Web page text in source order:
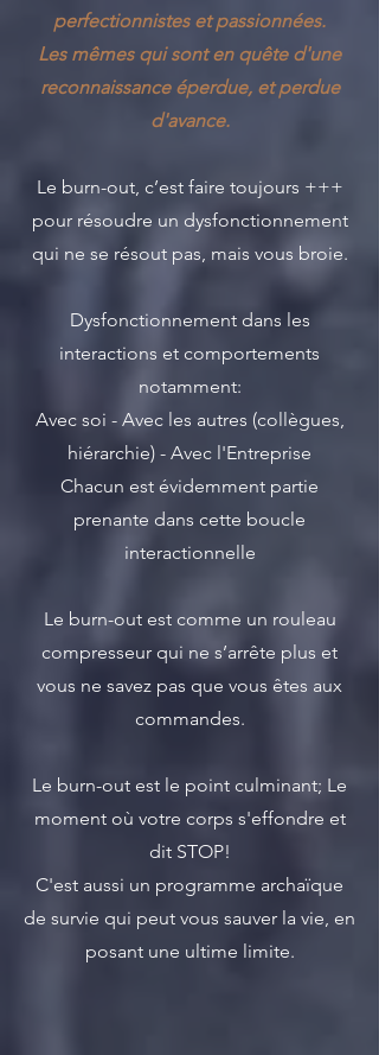
perfectionnistes et passionnées.
Les mêmes qui sont en quête d'une
reconnaissance éperdue, et perdue
d'avance.
Le burn-out, c’est faire toujours +++
pour résoudre un dysfonctionnement
qui ne se résout pas, mais vous broie.
Dysfonctionnement dans les
interactions et comportements
notamment:
Avec soi - Avec les autres (collègues,
hiérarchie) - Avec l'Entreprise
Chacun est évidemment partie
prenante dans cette boucle
interactionnelle
Le burn-out est comme un rouleau
compresseur qui ne s’arrête plus et
vous ne savez pas que vous êtes aux
commandes.
Le burn-out est le point culminant; Le
moment où votre corps s'effondre et
dit STOP!
C'est aussi un programme archaïque
de survie qui peut vous sauver la vie, en
posant une ultime limite.